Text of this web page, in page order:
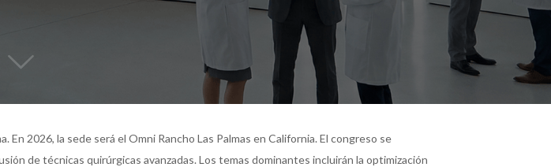
2026, la sede será el Omni Rancho Las Palmas en California. El congreso se
de técnicas quirúrgicas avanzadas. Los temas dominantes incluirán la optimización